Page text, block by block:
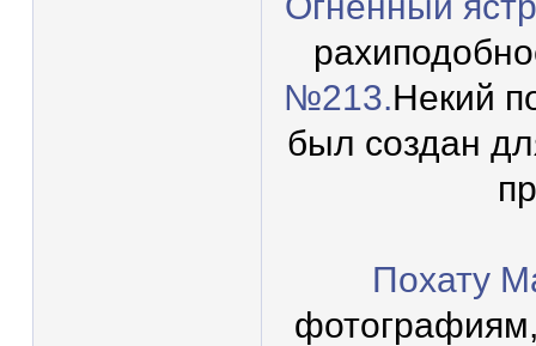
№213.Некий
был создан
Похату